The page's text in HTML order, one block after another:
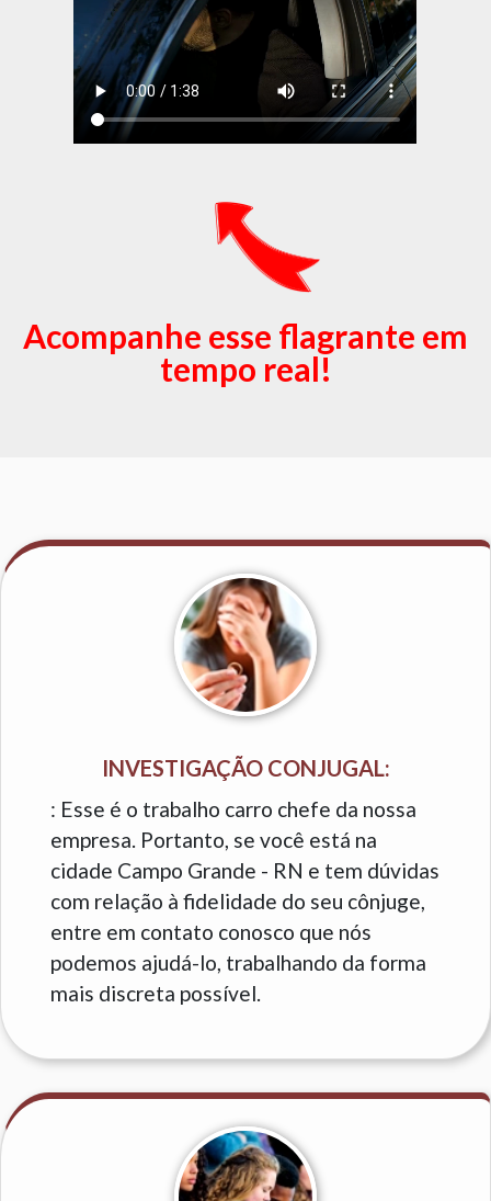
Acompanhe esse flagrante em
tempo real!
INVESTIGAÇÃO CONJUGAL:
: Esse é o trabalho carro chefe da nossa
empresa. Portanto, se você está na
cidade Campo Grande - RN e tem dúvidas
com relação à fidelidade do seu cônjuge,
entre em contato conosco que nós
podemos ajudá-lo, trabalhando da forma
mais discreta possível.